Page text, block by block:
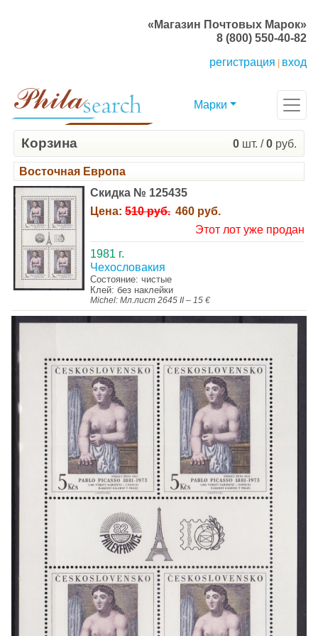
«Магазин Почтовых Марок»
8 (800) 550-40-82
регистрация
вход
Марки
Корзина 0 шт. /0 руб.
Восточная Европа
Скидка № 125435
Цена: 510 руб. 460 руб.
Этот лот уже продан
1981 г.
Чехословакия
Состояние: чистые
Клей: без наклейки
Michel: Мл.лист 2645 II – 15 €